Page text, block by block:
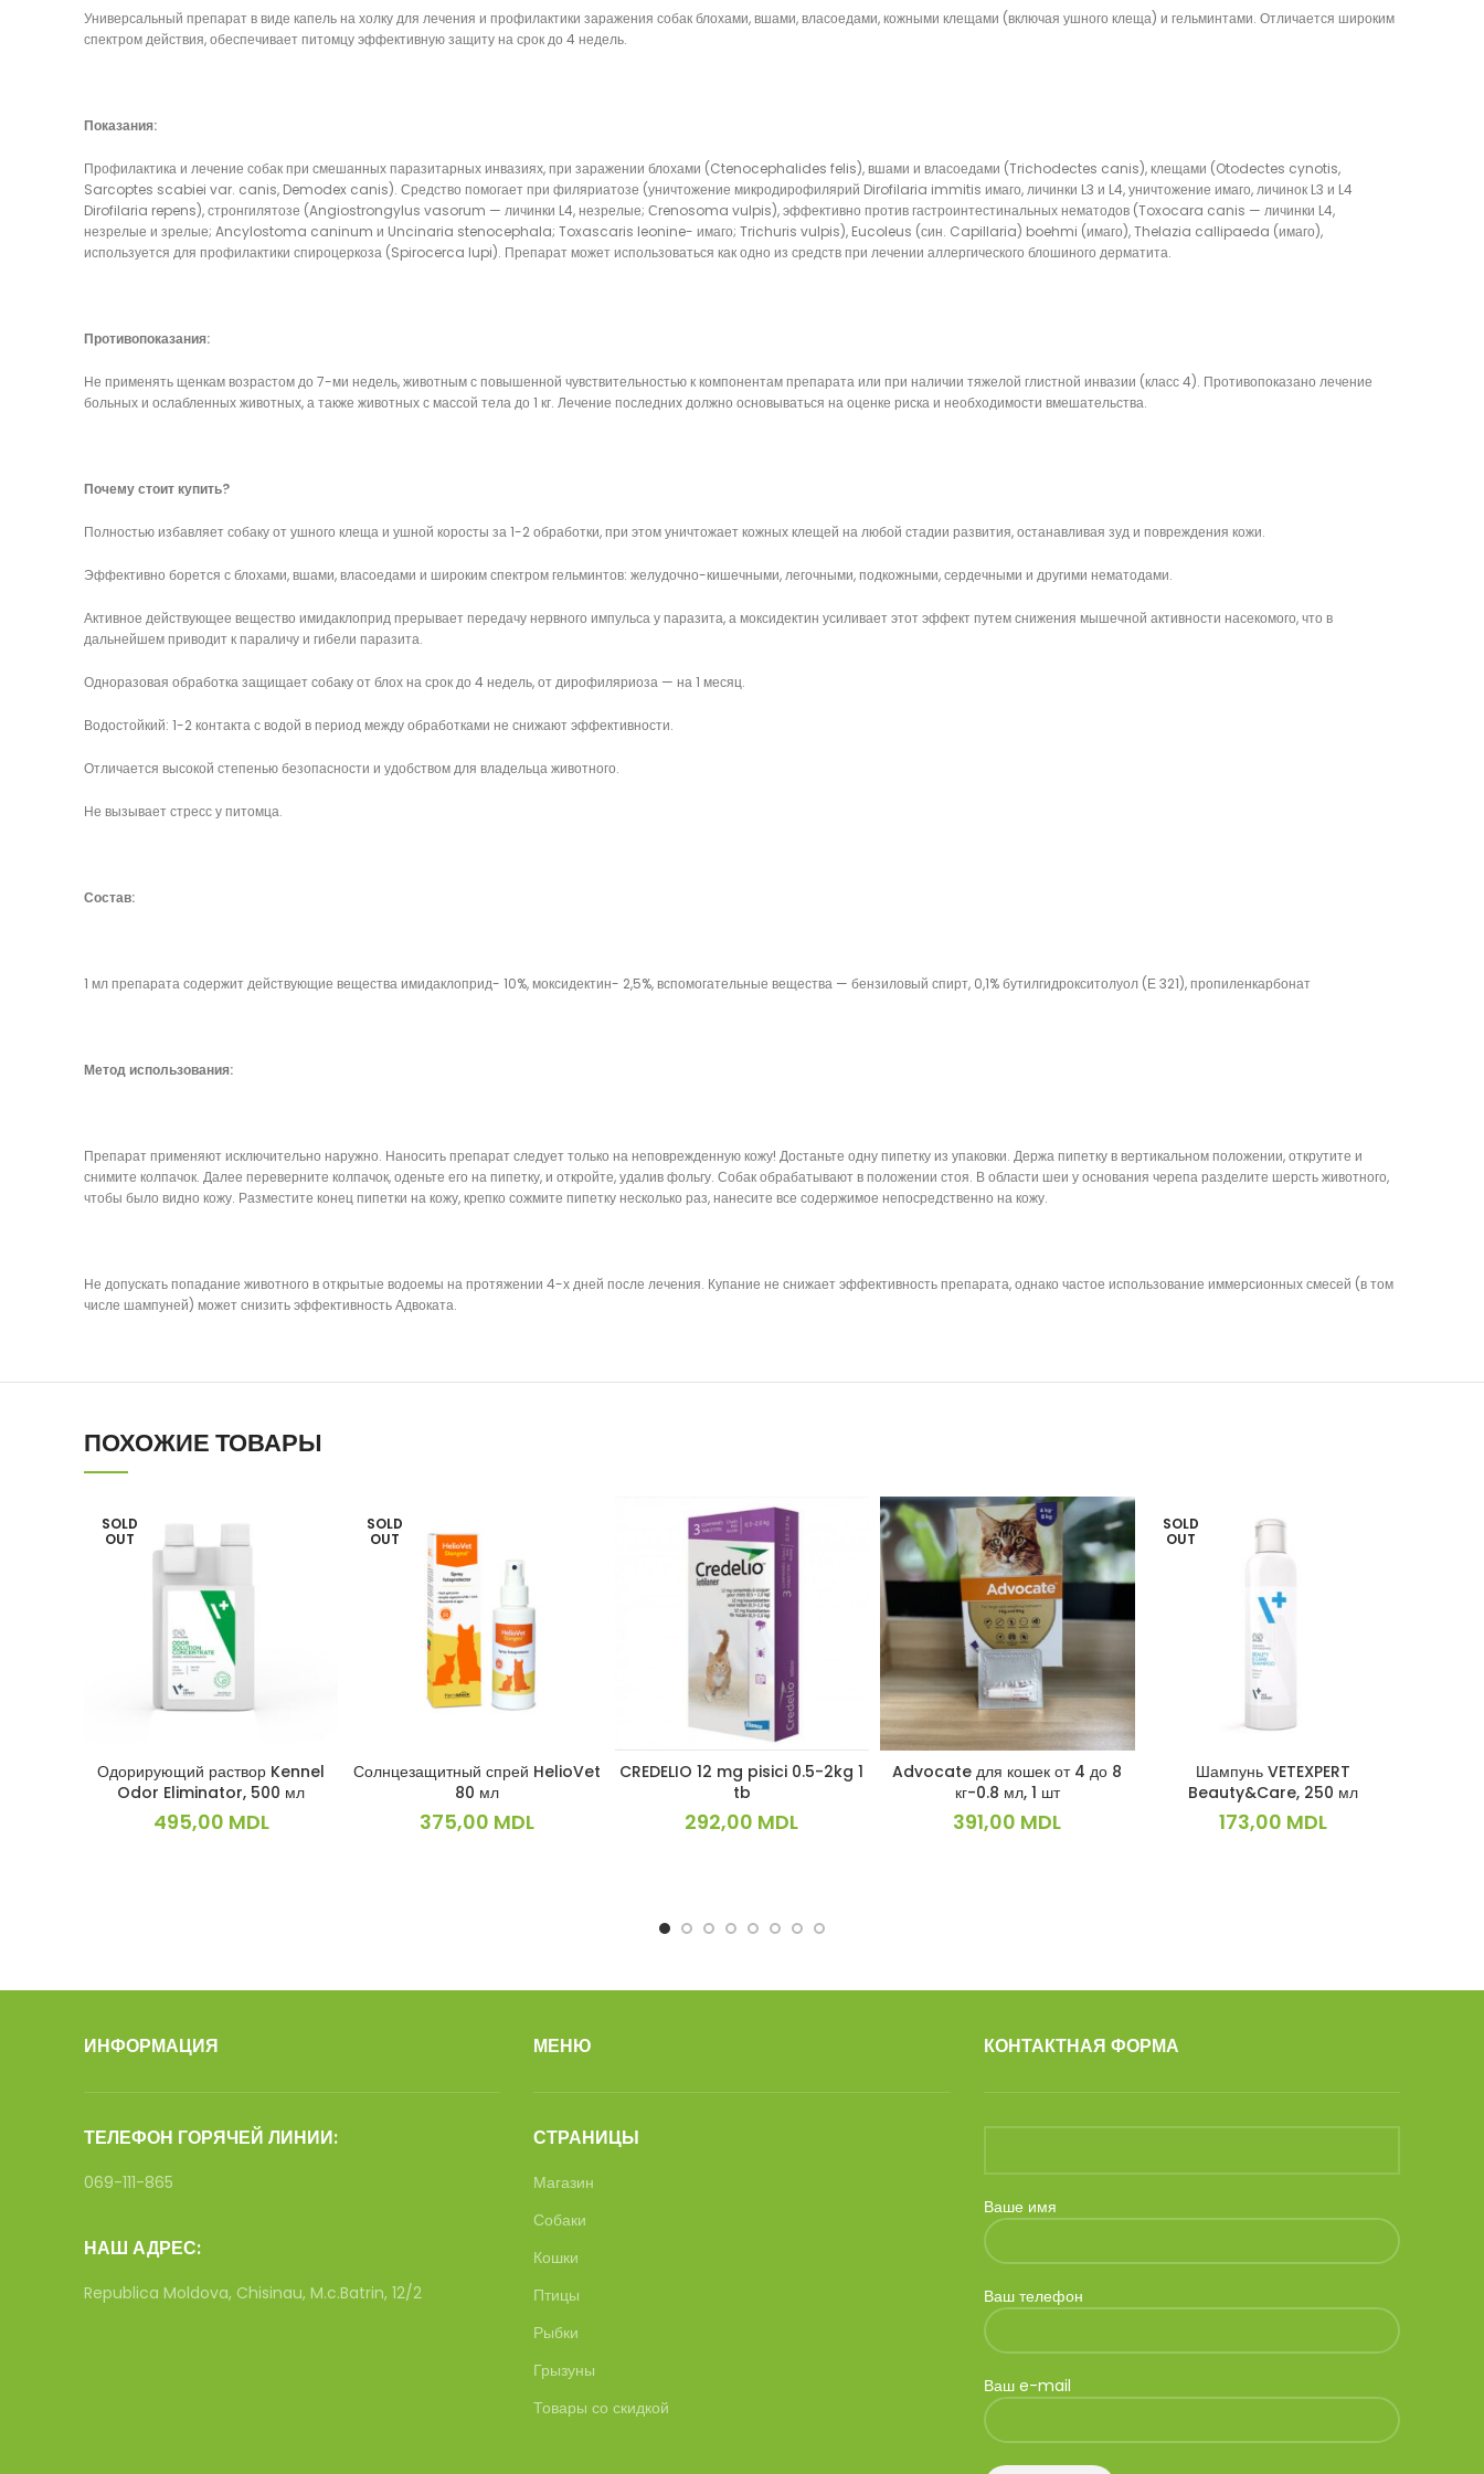
Универсальный препарат в виде капель на холку для лечения и профилактики заражения собак блохами, вшами, власоедами, кожными клещами (включая ушного клеща) и гельминтами. Отличается широким
спектром действия, обеспечивает питомцу эффективную защиту на срок до 4 недель.
Показания:
Профилактика и лечение собак при смешанных паразитарных инвазиях, при заражении блохами (Ctenocephalides felis), вшами и власоедами (Trichodectes canis), клещами (Otodectes cynotis,
Sarcoptes scabiei var. canis, Demodex canis). Средство помогает при филяриатозе (уничтожение микродирофилярий Dirofilaria immitis имаго, личинки L3 и L4, уничтожение имаго, личинок L3 и L4
Dirofilaria repens), стронгилятозе (Angiostrongylus vasorum — личинки L4, незрелые; Сrenosoma vulpis), эффективно против гастроинтестинальных нематодов (Toxocara canis — личинки L4,
незрелые и зрелые; Ancylostoma caninum и Uncinaria stenocephala; Toxascaris leonine- имаго; Trichuris vulpis), Eucoleus (син. Capillaria) boehmi (имаго), Thelazia callipaeda (имаго),
используется для профилактики спироцеркоза (Spirocerca lupi). Препарат может использоваться как одно из средств при лечении аллергического блошиного дерматита.
Противопоказания:
Не применять щенкам возрастом до 7-ми недель, животным с повышенной чувствительностью к компонентам препарата или при наличии тяжелой глистной инвазии (класс 4). Противопоказано лечение
больных и ослабленных животных, а также животных с массой тела до 1 кг. Лечение последних должно основываться на оценке риска и необходимости вмешательства.
Почему стоит купить?
Полностью избавляет собаку от ушного клеща и ушной коросты за 1-2 обработки, при этом уничтожает кожных клещей на любой стадии развития, останавливая зуд и повреждения кожи.
Эффективно борется с блохами, вшами, власоедами и широким спектром гельминтов: желудочно-кишечными, легочными, подкожными, сердечными и другими нематодами.
Активное действующее вещество имидаклоприд прерывает передачу нервного импульса у паразита, а моксидектин усиливает этот эффект путем снижения мышечной активности насекомого, что в
дальнейшем приводит к параличу и гибели паразита.
Одноразовая обработка защищает собаку от блох на срок до 4 недель, от дирофиляриоза — на 1 месяц.
Водостойкий: 1-2 контакта с водой в период между обработками не снижают эффективности.
Отличается высокой степенью безопасности и удобством для владельца животного.
Не вызывает стресс у питомца.
Состав:
1 мл препарата содержит действующие вещества имидаклоприд- 10%, моксидектин- 2,5%, вспомогательные вещества — бензиловый спирт, 0,1% бутилгидрокситолуол (Е 321), пропиленкарбонат
Метод использования:
Препарат применяют исключительно наружно. Наносить препарат следует только на неповрежденную кожу! Достаньте одну пипетку из упаковки. Держа пипетку в вертикальном положении, открутите и
снимите колпачок. Далее переверните колпачок, оденьте его на пипетку, и откройте, удалив фольгу. Собак обрабатывают в положении стоя. В области шеи у основания черепа разделите шерсть животного,
чтобы было видно кожу. Разместите конец пипетки на кожу, крепко сожмите пипетку несколько раз, нанесите все содержимое непосредственно на кожу.
Не допускать попадание животного в открытые водоемы на протяжении 4-х дней после лечения. Купание не снижает эффективность препарата, однако частое использование иммерсионных смесей (в том
числе шампуней) может снизить эффективность Адвоката.
ПОХОЖИЕ ТОВАРЫ
SOLD
OUT
ПОДРОБНЕЕ
Одорирующий раствор Kennel
Odor Eliminator, 500 мл
495,00 MDL
SOLD
OUT
ПОДРОБНЕЕ
Солнцезащитный спрей HelioVet
80 мл
375,00 MDL
В КОРЗИНУ
CREDELIO 12 mg pisici 0.5-2kg 1
tb
292,00 MDL
В КОРЗИНУ
Advocate для кошек от 4 до 8
кг-0.8 мл, 1 шт
391,00 MDL
SOLD
OUT
ПОДРОБНЕЕ
Шампунь VETEXPERT
Beauty&Care, 250 мл
173,00 MDL
ИНФОРМАЦИЯ
ТЕЛЕФОН ГОРЯЧЕЙ ЛИНИИ:
069-111-865
НАШ АДРЕС:
Republica Moldova, Chisinau, M.c.Batrin, 12/2
МЕНЮ
СТРАНИЦЫ
Магазин
Собаки
Кошки
Птицы
Рыбки
Грызуны
Товары со скидкой
КОНТАКТНАЯ ФОРМА
Ваше имя
Ваш телефон
Ваш e-mail